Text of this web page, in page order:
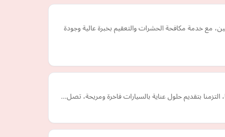
مع خدمة مكافحة الحشرات والتعقيم بخبرة عالية وجودة
بتقديم حلول عناية بالسيارات فاخرة ومريحة، تصل…